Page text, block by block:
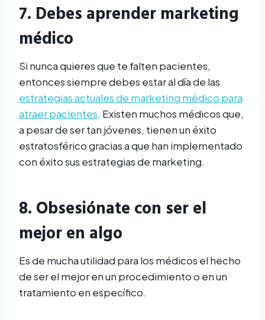
7. Debes aprender marketing
médico
Si nunca quieres que te falten pacientes,
entonces siempre debes estar al día de las
estrategias actuales de marketing médico para
atraer pacientes. Existen muchos médicos que,
a pesar de ser tan jóvenes, tienen un éxito
estratosférico gracias a que han implementado
con éxito sus estrategias de marketing.
8. Obsesiónate con ser el
mejor en algo
Es de mucha utilidad para los médicos el hecho
de ser el mejor en un procedimiento o en un
tratamiento en específico.